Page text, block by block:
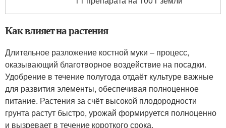
Как влияет на растения
Длительное разложение костной муки – процесс,
оказывающий благотворное воздействие на посадки.
Удобрение в течение полугода отдаёт культуре важные
для развития элементы, обеспечивая полноценное
питание. Растения за счёт высокой плодородности
грунта растут быстро, урожай формируется полноценно
и вызревает в течение короткого срока.